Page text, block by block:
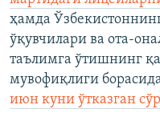
ҳамда
ўқувчилари ва ота-
таълимга ўтишнинг
мувофиқлиги
июн куни ўтказган